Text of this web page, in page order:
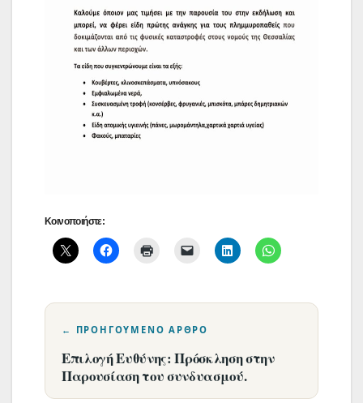
Κοινοποιήστε:
Πλοήγηση
Επιλογή Ευθύνης: Πρόσκληση στην
Παρουσίαση του συνδυασμού.